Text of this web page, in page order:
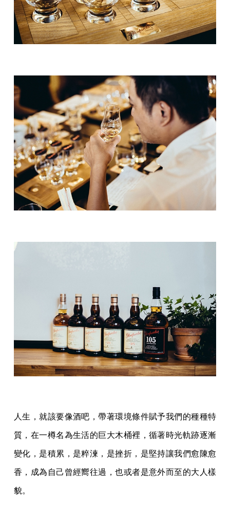
人生，就該要像酒吧，帶著環境條件賦予我們的種種特
質，在一樽名為生活的巨大木桶裡，循著時光軌跡逐漸
變化，是積累，是粹湅，是挫折，是堅持讓我們愈陳愈
香，成為自己曾經嚮往過，也或者是意外而至的大人樣
貌。